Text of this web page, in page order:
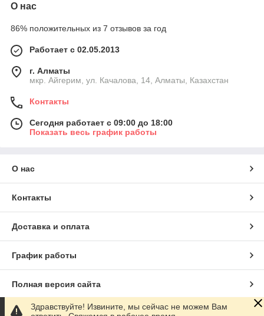
О нас
86% положительных из 7 отзывов за год
Работает с 02.05.2013
г. Алматы
мкр. Айгерим, ул. Качалова, 14, Алматы, Казахстан
Контакты
Сегодня работает с 09:00 до 18:00
Показать весь график работы
О нас
Контакты
Доставка и оплата
График работы
Полная версия сайта
Сайт создан на маркетплейсеSatu.kz
Здравствуйте! Извините, мы сейчас не можем Вам